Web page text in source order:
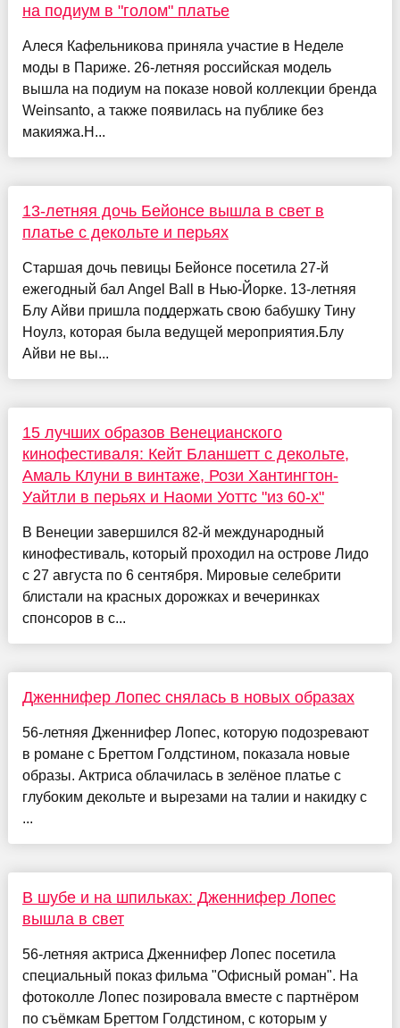
на подиум в "голом" платье
Алеся Кафельникова приняла участие в Неделе
моды в Париже. 26-летняя российская модель
вышла на подиум на показе новой коллекции бренда
Weinsanto, а также появилась на публике без
макияжа.Н...
13-летняя дочь Бейонсе вышла в свет в
платье с декольте и перьях
Старшая дочь певицы Бейонсе посетила 27-й
ежегодный бал Angel Ball в Нью-Йорке. 13-летняя
Блу Айви пришла поддержать свою бабушку Тину
Ноулз, которая была ведущей мероприятия.Блу
Айви не вы...
15 лучших образов Венецианского
кинофестиваля: Кейт Бланшетт с декольте,
Амаль Клуни в винтаже, Рози Хантингтон-
Уайтли в перьях и Наоми Уоттс "из 60-х"
В Венеции завершился 82-й международный
кинофестиваль, который проходил на острове Лидо
с 27 августа по 6 сентября. Мировые селебрити
блистали на красных дорожках и вечеринках
спонсоров в с...
Дженнифер Лопес снялась в новых образах
56-летняя Дженнифер Лопес, которую подозревают
в романе с Бреттом Голдстином, показала новые
образы. Актриса облачилась в зелёное платье с
глубоким декольте и вырезами на талии и накидку с
...
В шубе и на шпильках: Дженнифер Лопес
вышла в свет
56-летняя актриса Дженнифер Лопес посетила
специальный показ фильма "Офисный роман". На
фотоколле Лопес позировала вместе с партнёром
по съёмкам Бреттом Голдстином, с которым у